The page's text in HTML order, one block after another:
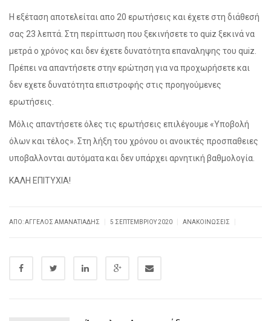
Η εξέταση αποτελείται απο 20 ερωτήσεις και έχετε στη διάθεσή
σας 23 λεπτά. Στη περίπτωση που ξεκινήσετε το quiz ξεκινά να
μετρά ο χρόνος και δεν έχετε δυνατότητα επαναληψης του quiz.
Πρέπει να απαντήσετε στην ερώτηση για να προχωρήσετε και
δεν εχετε δυνατότητα επιστροφής στις προηγούμενες
ερωτήσεις.
Μόλις απαντήσετε όλες τις ερωτήσεις επιλέγουμε «Υποβολή
όλων και τέλος». Στη λήξη του χρόνου οι ανοικτές προσπαθειες
υποβαλλονται αυτόματα και δεν υπάρχει αρνητική βαθμολογία.
ΚΑΛΗ ΕΠΙΤΥΧΙΑ!
ΑΠΌ: ΆΓΓΕΛΟΣ ΑΜΑΝΑΤΙΆΔΗΣ 5 ΣΕΠΤΕΜΒΡΊΟΥ 2020 ΑΝΑΚΟΙΝΏΣΕΙΣ